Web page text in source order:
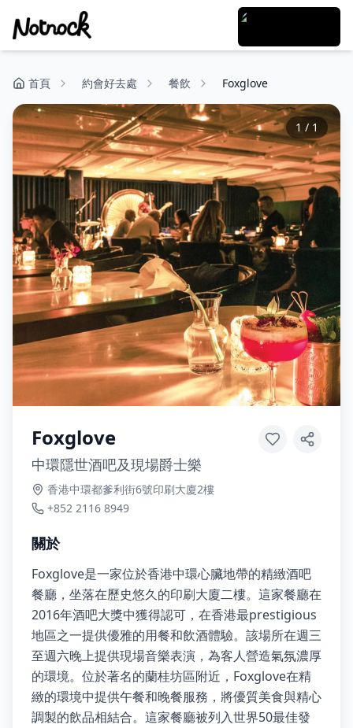
首頁 約會好去處 餐飲 Foxglove
1 / 1
Foxglove
中環隱世酒吧及現場爵士樂
香港中環都爹利街6號印刷大廈2樓
+852 2116 8949
關於
Foxglove是一家位於香港中環心臟地帶的精緻酒吧
餐廳，坐落在歷史悠久的印刷大廈二樓。這家餐廳在
2016年酒吧大獎中獲得認可，在香港最prestigious
地區之一提供優雅的用餐和飲酒體驗。該場所在週三
至週六晚上提供現場音樂表演，為客人營造氣氛濃厚
的環境。位於著名的蘭桂坊區附近，Foxglove在精
緻的環境中提供午餐和晚餐服務，將優質美食與精心
調製的飲品相結合。這家餐廳被列入世界50最佳發